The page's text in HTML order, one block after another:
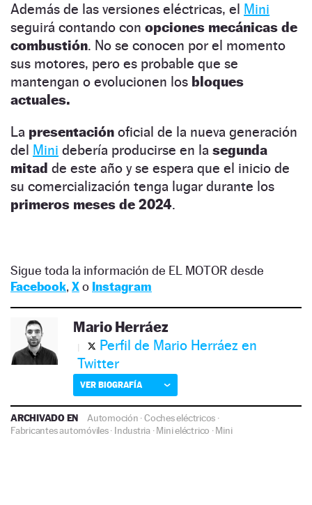
Además de las versiones eléctricas, el Mini
seguirá contando con opciones mecánicas de
combustión. No se conocen por el momento
sus motores, pero es probable que se
mantengan o evolucionen los bloques
actuales.
La presentación oficial de la nueva generación
del Mini debería producirse en la segunda
mitad de este año y se espera que el inicio de
su comercialización tenga lugar durante los
primeros meses de 2024.
Sigue toda la información de EL MOTOR desde
Facebook, Xo Instagram
Mario Herráez
Perfil de Mario Herráez en
Twitter
VER BIOGRAFÍA
ARCHIVADO EN Automoción ·Coches eléctricos ·
Fabricantes automóviles· Industria·Mini eléctrico ·Mini